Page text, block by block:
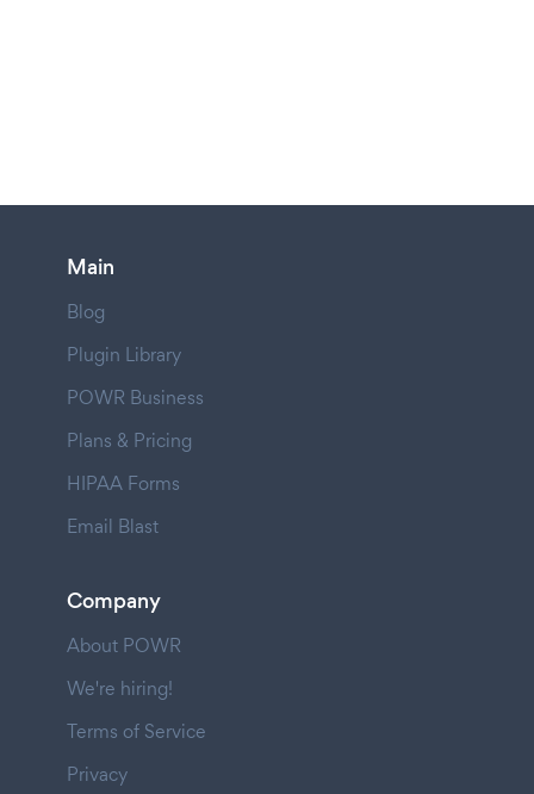
Main
Blog
Plugin Library
POWR Business
Plans & Pricing
HIPAA Forms
Email Blast
Company
About POWR
We're hiring!
Terms of Service
Privacy